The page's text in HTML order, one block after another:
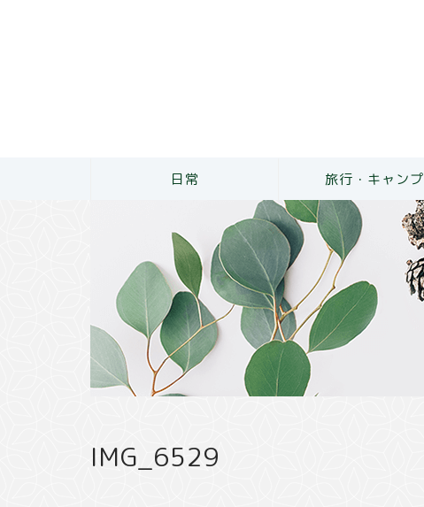
日常 旅行・キャンプ
IMG_6529